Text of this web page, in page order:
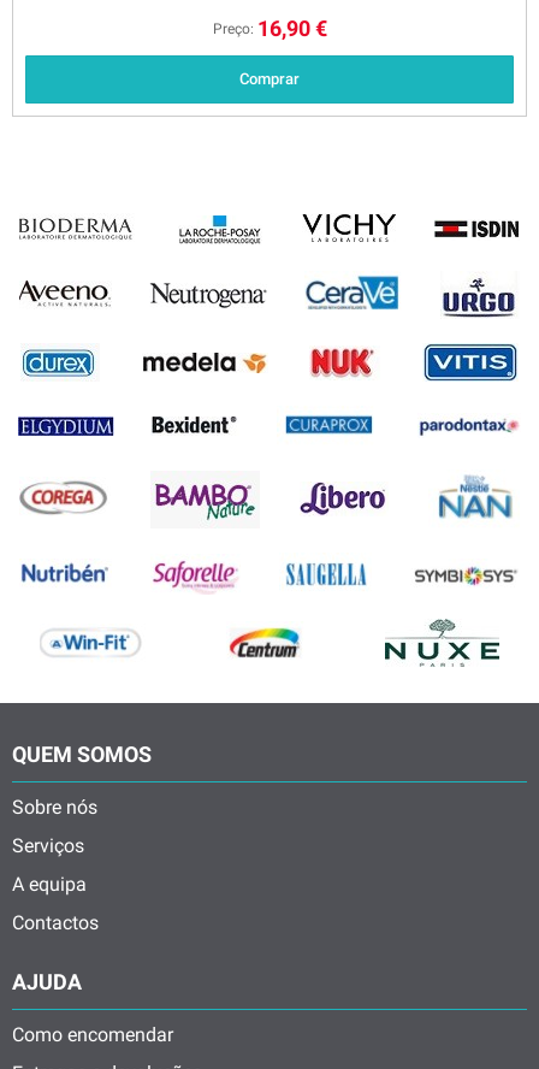
Preço: 16,90 €
Comprar
QUEM SOMOS
Sobre nós
Serviços
A equipa
Contactos
AJUDA
Como encomendar